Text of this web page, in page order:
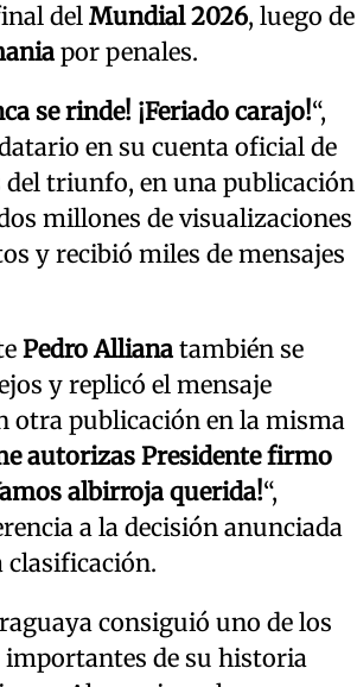
del Mundial 2026, luego de
por penales.
se rinde! ¡Feriado carajo!“,
en su cuenta oficial de
del triunfo, en una publicación
millones de visualizaciones
y recibió miles de mensajes
Pedro Alliana también se
y replicó el mensaje
otra publicación en la misma
autorizas Presidente firmo
albirroja querida!“,
a la decisión anunciada
clasificación.
consiguió uno de los
de su historia